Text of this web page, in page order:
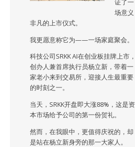
证了一
场意义
非凡的上市仪式。
我更愿意称它为——一场家庭聚会。
科技公司SRKK AI在创业板挂牌上市，
创办人兼首席执行员杨立新，带着一
家老小来到交易所，迎接人生最重要
的时刻之一。
当天，SRKK开盘即大涨88%，这是资
本市场给予公司的第一份贺礼。
然而，在我眼中，更值得庆祝的，却
是站在杨立新身旁的那一大家人。